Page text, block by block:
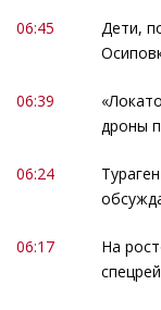
06:45
Дети,
06:39
дроны
06:24
06:17
На